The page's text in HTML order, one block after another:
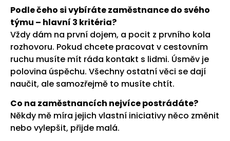
Podle čeho si vybíráte zaměstnance do svého
týmu – hlavní 3 kritéria?
Vždy dám na první dojem, a pocit z prvního kola
rozhovoru. Pokud chcete pracovat v cestovním
ruchu musíte mít ráda kontakt s lidmi. Úsměv je
polovina úspěchu. Všechny ostatní věci se dají
naučit, ale samozřejmě to musíte chtít.
Co na zaměstnancích nejvíce postrádáte?
Někdy mě míra jejich vlastní iniciativy něco změnit
nebo vylepšit, přijde malá.